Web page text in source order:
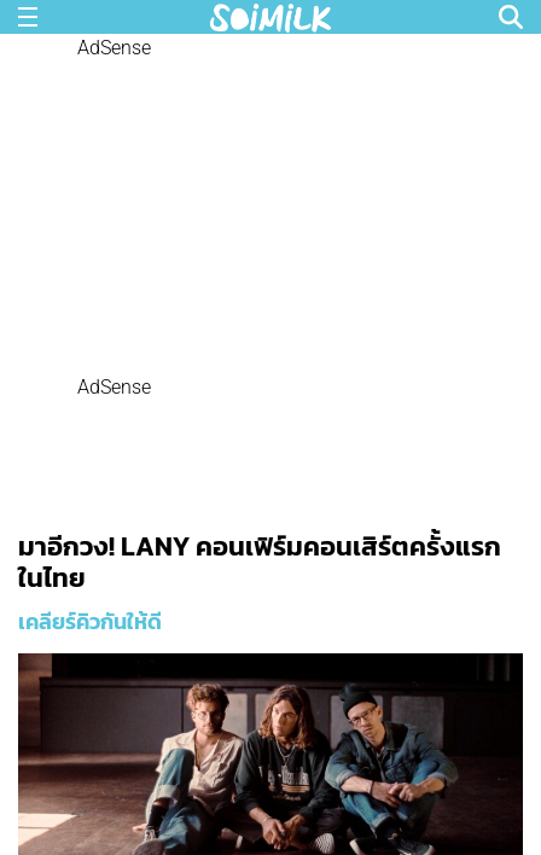
AdSense
AdSense
มาอีกวง! LANY คอนเฟิร์มคอนเสิร์ตครั้งแรก
ในไทย
เคลียร์คิวกันให้ดี